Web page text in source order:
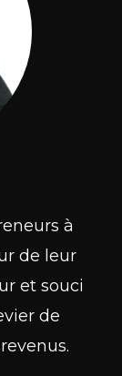
à
de leur
et souci
de